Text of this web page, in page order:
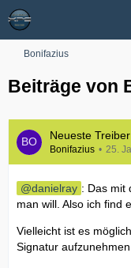
Bonifazius
Beiträge von
Neueste
Bonifazius 25.
danielray : Das mit
man will. Also ich find
Vielleicht ist es
Signatur aufzunehmen.